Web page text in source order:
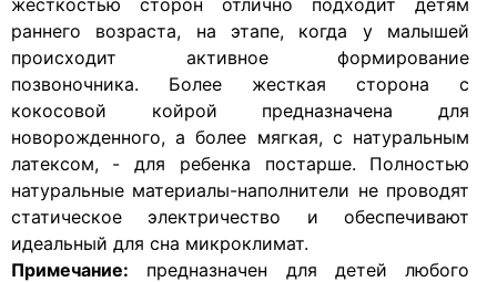
раннего возраста, на этапе, когда у малышей
происходит активное формирование
позвоночника. Более жесткая сторона с
кокосовой койрой предназначена для
новорожденного, а более мягкая, с натуральным
латексом, - для ребенка постарше. Полностью
натуральные материалы-наполнители не проводят
статическое электричество и обеспечивают
идеальный для сна микроклимат.
Примечание: предназначен для детей любого